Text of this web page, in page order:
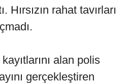
rahat tavırları
alan polis
gerçekleştiren